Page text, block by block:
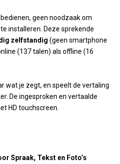
geen noodzaak om
installeren. Deze sprekende
zelfstandig (geen smartphone
(137 talen) als offline (16
wat je zegt, en speelt de vertaling
De ingesproken en vertaalde
HD touchscreen.
Spraak, Tekst en Foto’s